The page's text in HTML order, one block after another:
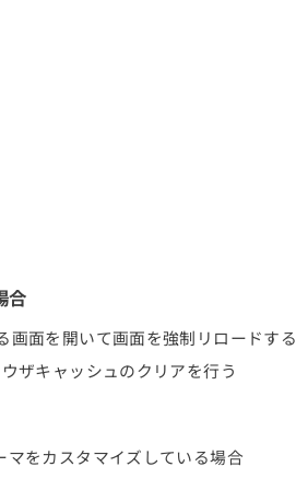
合
画面を開いて画面を強制リロードする
ザキャッシュのクリアを行う
マをカスタマイズしている場合